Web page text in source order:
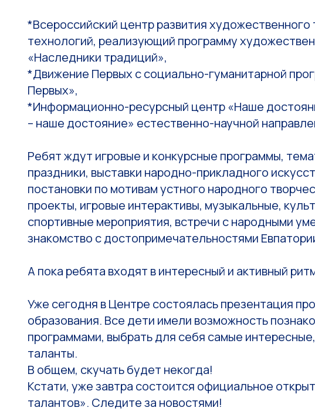
*Всероссийский центр развития художественного
технологий, реализующий программу
«Наследники традиций»,
*Движение Первых с социально-гуманитарной
Первых»,
*Информационно-ресурсный центр «Наше
– наше достояние» естественно-научной
Ребят ждут игровые и конкурсные программы,
праздники, выставки народно-прикладного
постановки по мотивам устного народного
проекты, игровые интерактивы, музыкальные,
спортивные мероприятия, встречи с народными
знакомство с достопримечательностями
А пока ребята входят в интересный и активный
Уже сегодня в Центре состоялась презентация
образования. Все дети имели возможность
программами, выбрать для себя самые
таланты.
В общем, скучать будет некогда!
Кстати, уже завтра состоится официальное
талантов». Следите за новостями!